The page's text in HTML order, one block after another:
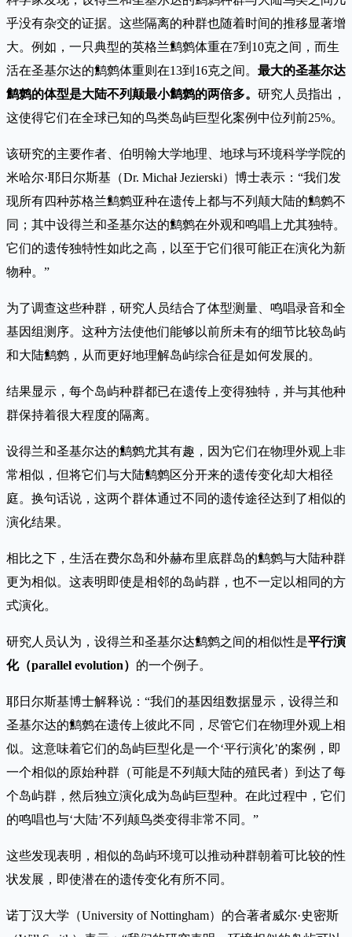
乎没有杂交的证据。这些隔离的种群也随着时间的推移显著增
大。例如，一只典型的英格兰鹪鹩体重在7到10克之间，而生
活在圣基尔达的鹪鹩体重则在13到16克之间。 最大的圣基尔达
鹪鹩的体型是大陆不列颠最小鹪鹩的两倍多。 研究人员指出，
这使得它们在全球已知的鸟类岛屿巨型化案例中位列前25%。
该研究的主要作者、伯明翰大学地理、地球与环境科学学院的
米哈尔·耶日尔斯基（Dr. Michał Jezierski）博士表示：“我们发
现所有四种苏格兰鹪鹩亚种在遗传上都与不列颠大陆的鹪鹩不
同；其中设得兰和圣基尔达的鹪鹩在外观和鸣唱上尤其独特。
它们的遗传独特性如此之高，以至于它们很可能正在演化为新
物种。”
为了调查这些种群，研究人员结合了体型测量、鸣唱录音和全
基因组测序。这种方法使他们能够以前所未有的细节比较岛屿
和大陆鹪鹩，从而更好地理解岛屿综合征是如何发展的。
结果显示，每个岛屿种群都已在遗传上变得独特，并与其他种
群保持着很大程度的隔离。
设得兰和圣基尔达的鹪鹩尤其有趣，因为它们在物理外观上非
常相似，但将它们与大陆鹪鹩区分开来的遗传变化却大相径
庭。换句话说，这两个群体通过不同的遗传途径达到了相似的
演化结果。
相比之下，生活在费尔岛和外赫布里底群岛的鹪鹩与大陆种群
更为相似。这表明即使是相邻的岛屿群，也不一定以相同的方
式演化。
研究人员认为，设得兰和圣基尔达鹪鹩之间的相似性是平行演
化（parallel evolution） 的一个例子。
耶日尔斯基博士解释说：“我们的基因组数据显示，设得兰和
圣基尔达的鹪鹩在遗传上彼此不同，尽管它们在物理外观上相
似。这意味着它们的岛屿巨型化是一个‘平行演化’的案例，即
一个相似的原始种群（可能是不列颠大陆的殖民者）到达了每
个岛屿群，然后独立演化成为岛屿巨型种。在此过程中，它们
的鸣唱也与‘大陆’不列颠鸟类变得非常不同。”
这些发现表明，相似的岛屿环境可以推动种群朝着可比较的性
状发展，即使潜在的遗传变化有所不同。
诺丁汉大学（University of Nottingham）的合著者威尔·史密斯